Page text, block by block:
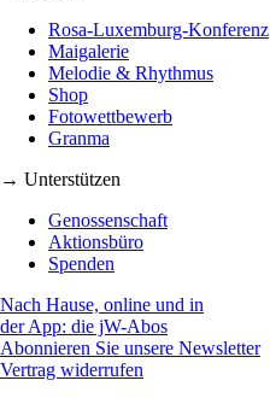
Rosa-Luxemburg-Konferenz
Maigalerie
Melodie & Rhythmus
Shop
Fotowettbewerb
Granma
→ Unterstützen
Genossenschaft
Aktionsbüro
Spenden
Nach Hause, online und in
der App: die jW-Abos
Abonnieren Sie unsere Newsletter
Vertrag widerrufen